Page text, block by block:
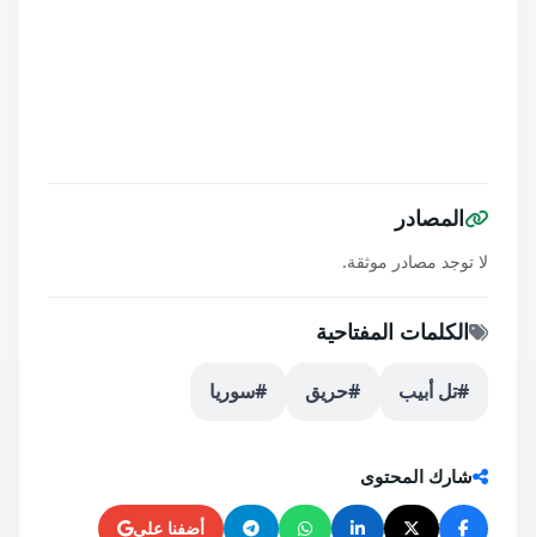
المصادر
لا توجد مصادر موثقة.
الكلمات المفتاحية
#تل أبيب #حريق #سوريا
شارك المحتوى
أضفنا على